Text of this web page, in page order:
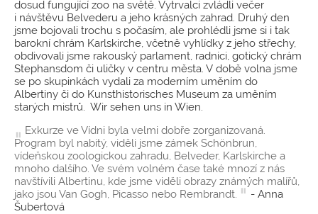
dosud fungující zoo na světě. Vytrvalci zvládli večer
i návštěvu Belvederu a jeho krásných zahrad. Druhý den
jsme bojovali trochu s počasím, ale prohlédli jsme si i tak
barokní chrám Karlskirche, včetně vyhlídky z jeho střechy,
obdivovali jsme rakouský parlament, radnici, gotický chrám
Stephansdom či uličky v centru města. V době volna jsme
se po skupinkách vydali za moderním uměním do
Albertiny či do Kunsthistorisches Museum za uměním
starých mistrů. Wir sehen uns in Wien.
Exkurze ve Vídni byla velmi dobře zorganizovaná.
Program byl nabitý, viděli jsme zámek Schönbrun,
vídeňskou zoologickou zahradu, Belveder, Karlskirche a
mnoho dalšího. Ve svém volném čase také mnozí z nás
navštívili Albertinu, kde jsme viděli obrazy známých malířů,
jako jsou Van Gogh, Picasso nebo Rembrandt.
- Anna
Šubertová